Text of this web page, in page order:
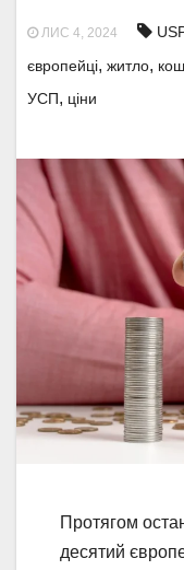
ЛИС 4, 2024
європейці, житло,
УСП, ціни
Протягом
десятий